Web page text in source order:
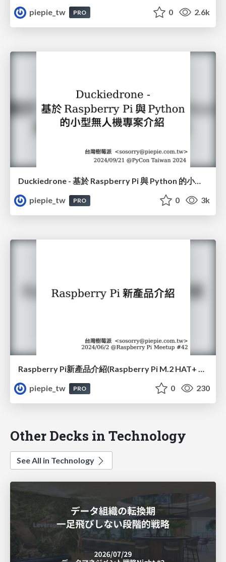
piepie_tw
PRO 0 2.6k
Duckiedrone - 基於 Raspberry Pi 與 Python 的小型無人機專案介紹
piepie_tw
PRO 0 3k
Raspberry Pi新產品介紹(Raspberry Pi M.2 HAT+ 和 Raspberry Pi AI Kit)(#42)
piepie_tw
PRO 0 230
Other Decks in Technology
See All in Technology